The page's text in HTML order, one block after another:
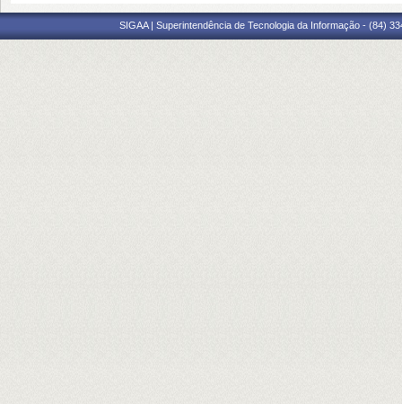
SIGAA | Superintendência de Tecnologia da Informação - (84)